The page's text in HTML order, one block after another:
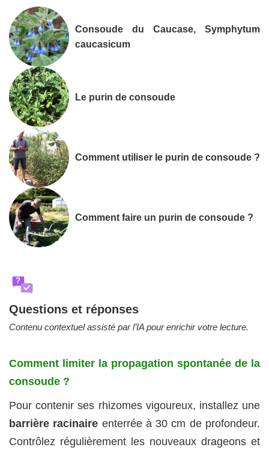
Consoude du Caucase, Symphytum
caucasicum
Le purin de consoude
Comment utiliser le purin de consoude ?
Comment faire un purin de consoude ?
?
Questions et réponses
Contenu contextuel assisté par l’IA pour enrichir votre lecture.
Comment limiter la propagation spontanée de la
consoude ?
Pour contenir ses rhizomes vigoureux, installez une
barrière racinaire enterrée à 30 cm de profondeur.
Contrôlez régulièrement les nouveaux drageons et